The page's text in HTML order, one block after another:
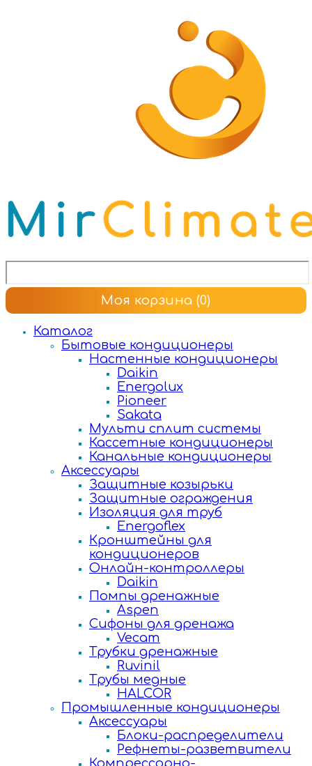
Моя корзина (0)
Каталог
Бытовые кондиционеры
Настенные кондиционеры
Daikin
Energolux
Pioneer
Sakata
Мульти сплит системы
Кассетные кондиционеры
Канальные кондиционеры
Аксессуары
Защитные козырьки
Защитные ограждения
Изоляция для труб
Energoflex
Кронштейны для
кондиционеров
Онлайн-контроллеры
Daikin
Помпы дренажные
Aspen
Сифоны для дренажа
Vecam
Трубки дренажные
Ruvinil
Трубы медные
HALCOR
Промышленные кондиционеры
Аксессуары
Блоки-распределители
Рефнеты-разветвители
Компрессорно-